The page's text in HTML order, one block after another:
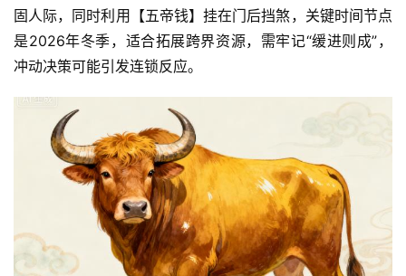
固人际，同时利用【五帝钱】挂在门后挡煞，关键时间节点
是2026年冬季，适合拓展跨界资源，需牢记“缓进则成”，
冲动决策可能引发连锁反应。